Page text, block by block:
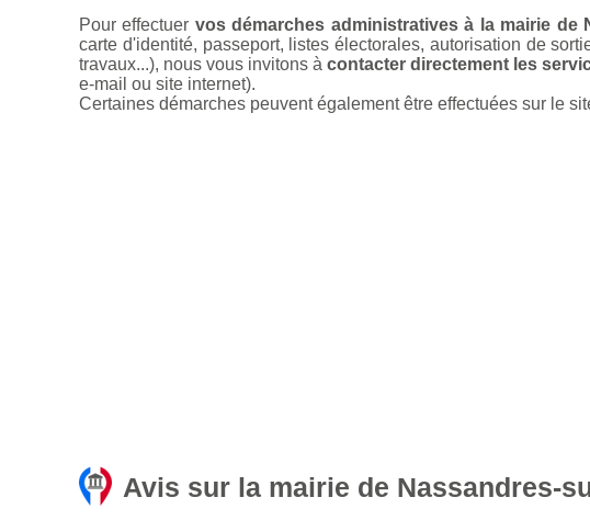
Pour effectuer vos démarches administratives à la mairie de
carte d'identité, passeport, listes électorales, autorisation de
travaux...), nous vous invitons à contacter directement les
e-mail ou site internet).
Certaines démarches peuvent également être effectuées sur le
Avis sur la mairie de Nassandres-